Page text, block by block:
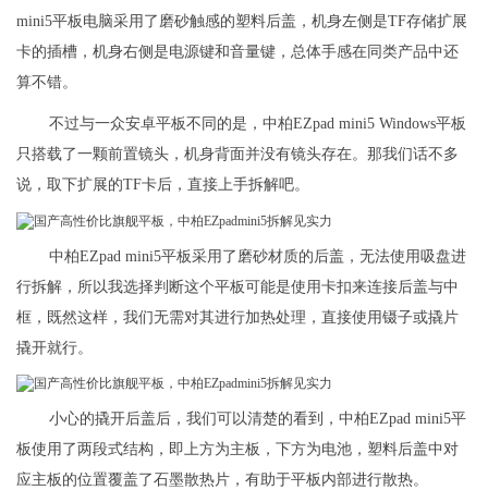
mini5平板电脑采用了磨砂触感的塑料后盖，机身左侧是TF存储扩展
卡的插槽，机身右侧是电源键和音量键，总体手感在同类产品中还
算不错。
不过与一众安卓平板不同的是，中柏EZpad mini5 Windows平板
只搭载了一颗前置镜头，机身背面并没有镜头存在。那我们话不多
说，取下扩展的TF卡后，直接上手拆解吧。
中柏EZpad mini5平板采用了磨砂材质的后盖，无法使用吸盘进
行拆解，所以我选择判断这个平板可能是使用卡扣来连接后盖与中
框，既然这样，我们无需对其进行加热处理，直接使用镊子或撬片
撬开就行。
小心的撬开后盖后，我们可以清楚的看到，中柏EZpad mini5平
板使用了两段式结构，即上方为主板，下方为电池，塑料后盖中对
应主板的位置覆盖了石墨散热片，有助于平板内部进行散热。